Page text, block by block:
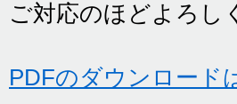
ご対応のほどよろし
PDFのダウンロード